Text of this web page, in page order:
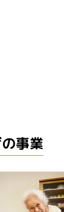
事業